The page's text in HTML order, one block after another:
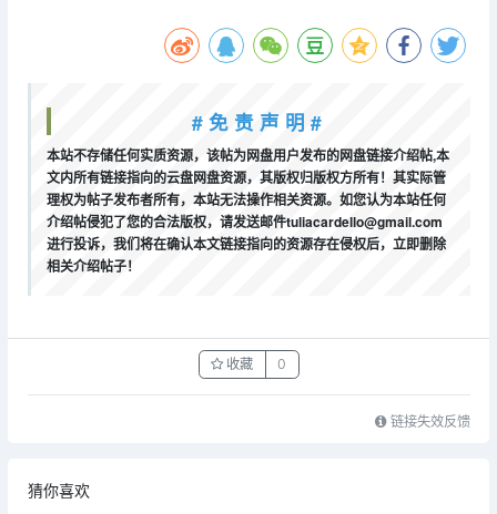
# 免 责 声 明 #
本站不存储任何实质资源，该帖为网盘用户发布的网盘链接介绍帖,本
文内所有链接指向的云盘网盘资源，其版权归版权方所有！其实际管
理权为帖子发布者所有，本站无法操作相关资源。如您认为本站任何
介绍帖侵犯了您的合法版权，请发送邮件tuliacardello@gmail.com
进行投诉，我们将在确认本文链接指向的资源存在侵权后，立即删除
相关介绍帖子！
收藏 0
链接失效反馈
猜你喜欢